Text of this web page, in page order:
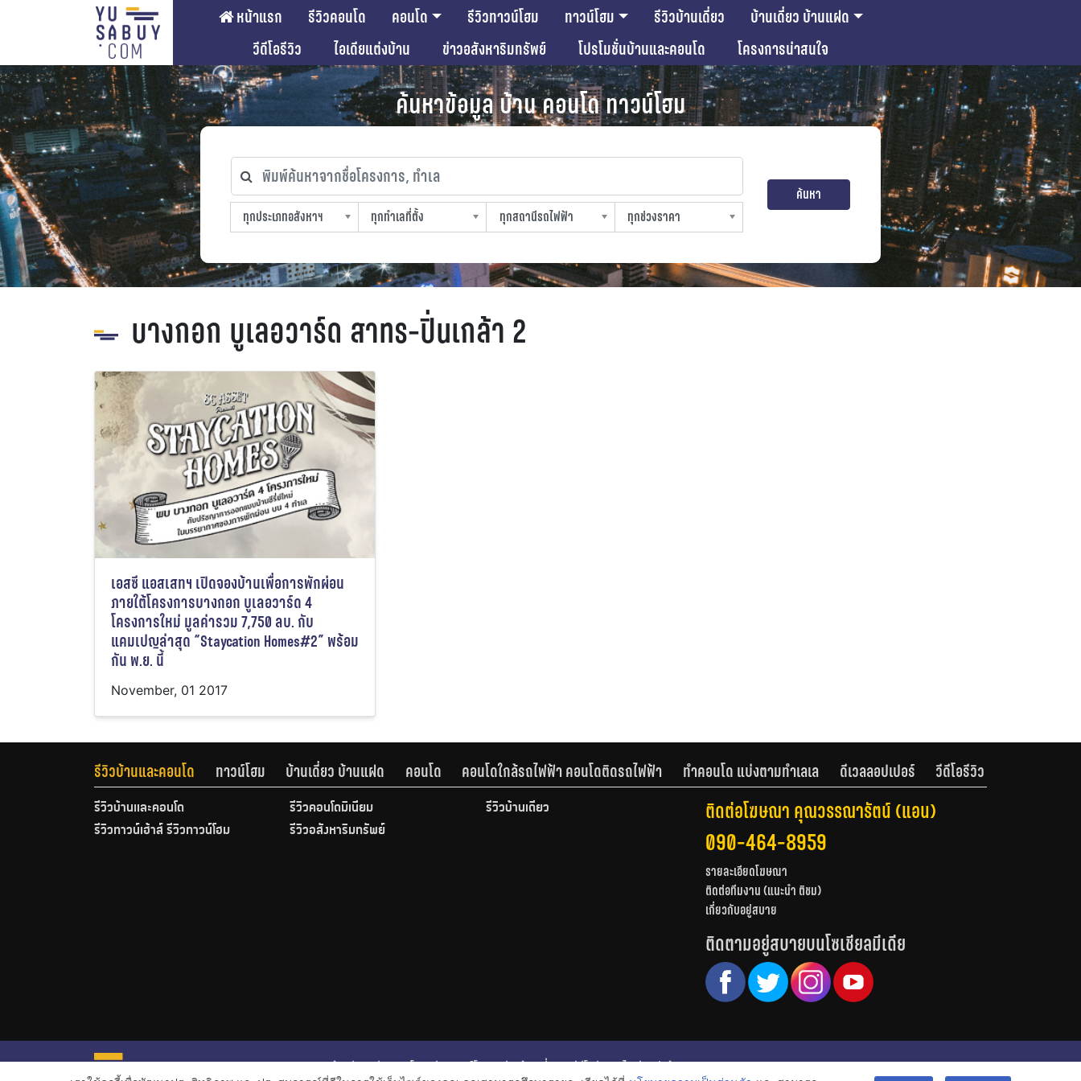
หน้าแรก รีวิวคอนโด คอนโด รีวิวทาวน์โฮม ทาวน์โฮม รีวิวบ้านเดี่ยว
บ้านเดี่ยว บ้านแฝด
วีดีโอรีวิว
ไอเดียแต่งบ้าน ข่าวอสังหาริมทรัพย์ โปรโมชั่นบ้านและคอนโด โครงการน่าสนใจ
ค้นหาข้อมูล บ้าน คอนโด ทาวน์โฮม
พิมพ์ค้นหาจากชื่อโครงการ, ทำเล
ทุกประเภทอสังหาฯ
ทุกประเภทอสังหาฯ
ทุกทำเลที่ตั้ง
ทุกทำเลที่ตั้ง
ทุกสถานีรถไฟฟ้า
ทุกสถานีรถไฟฟ้า
ทุกช่วงราคา
ทุกช่วงราคา
ค้นหา
บางกอก บูเลอวาร์ด สาทร-ปิ่นเกล้า 2
เอสซี แอสเสทฯ เปิดจองบ้านเพื่อการพักผ่อน
ภายใต้โครงการบางกอก บูเลอวาร์ด 4
โครงการใหม่ มูลค่ารวม 7,750 ลบ. กับ
แคมเปญล่าสุด “Staycation Homes#2” พร้อม
กัน พ.ย. นี้
November, 01 2017
รีวิวบ้านและคอนโด ทาวน์โฮม บ้านเดี่ยว บ้านแฝด คอนโด คอนโดใกล้รถไฟฟ้า คอนโดติดรถไฟฟ้า ทำคอนโด แบ่งตามทำเลเล ดีเวลลอปเปอร์ วีดีโอรีวิว
รีวิวบ้านและคอนโด รีวิวคอนโดมิเนียม
รีวิวบ้านเดี่ยว
รีวิวทาวน์เฮ้าส์ รีวิวทาวน์โฮม
รีวิวอสังหาริมทรัพย์
ติดต่อโฆษณา คุณวรรณารัตน์ (แอน)
090-464-8959
รายละเอียดโฆษณา
ติดต่อทีมงาน (แนะนำ ติชม)
เกี่ยวกับอยู่สบาย
ติดตามอยู่สบายบนโซเชียลมีเดีย
หน้าหลัก รีวิวคอนโด รีวิวทาวน์โฮม รีวิวบ้านเดี่ยว วีดีโอรีวิว ไอเดียแต่งบ้าน